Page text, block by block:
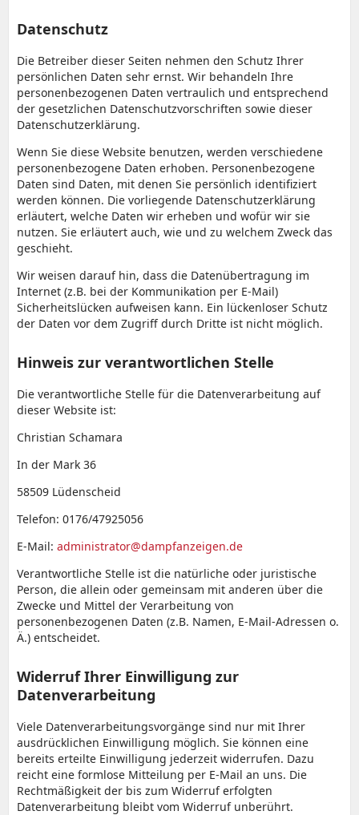
Datenschutz
Die Betreiber dieser Seiten nehmen den Schutz Ihrer
persönlichen Daten sehr ernst. Wir behandeln Ihre
personenbezogenen Daten vertraulich und entsprechend
der gesetzlichen Datenschutzvorschriften sowie dieser
Datenschutzerklärung.
Wenn Sie diese Website benutzen, werden verschiedene
personenbezogene Daten erhoben. Personenbezogene
Daten sind Daten, mit denen Sie persönlich identifiziert
werden können. Die vorliegende Datenschutzerklärung
erläutert, welche Daten wir erheben und wofür wir sie
nutzen. Sie erläutert auch, wie und zu welchem Zweck das
geschieht.
Wir weisen darauf hin, dass die Datenübertragung im
Internet (z.B. bei der Kommunikation per E-Mail)
Sicherheitslücken aufweisen kann. Ein lückenloser Schutz
der Daten vor dem Zugriff durch Dritte ist nicht möglich.
Hinweis zur verantwortlichen Stelle
Die verantwortliche Stelle für die Datenverarbeitung auf
dieser Website ist:
Christian Schamara
In der Mark 36
58509 Lüdenscheid
Telefon: 0176/47925056
E-Mail: administrator@dampfanzeigen.de
Verantwortliche Stelle ist die natürliche oder juristische
Person, die allein oder gemeinsam mit anderen über die
Zwecke und Mittel der Verarbeitung von
personenbezogenen Daten (z.B. Namen, E-Mail-Adressen o.
Ä.) entscheidet.
Widerruf Ihrer Einwilligung zur
Datenverarbeitung
Viele Datenverarbeitungsvorgänge sind nur mit Ihrer
ausdrücklichen Einwilligung möglich. Sie können eine
bereits erteilte Einwilligung jederzeit widerrufen. Dazu
reicht eine formlose Mitteilung per E-Mail an uns. Die
Rechtmäßigkeit der bis zum Widerruf erfolgten
Datenverarbeitung bleibt vom Widerruf unberührt.